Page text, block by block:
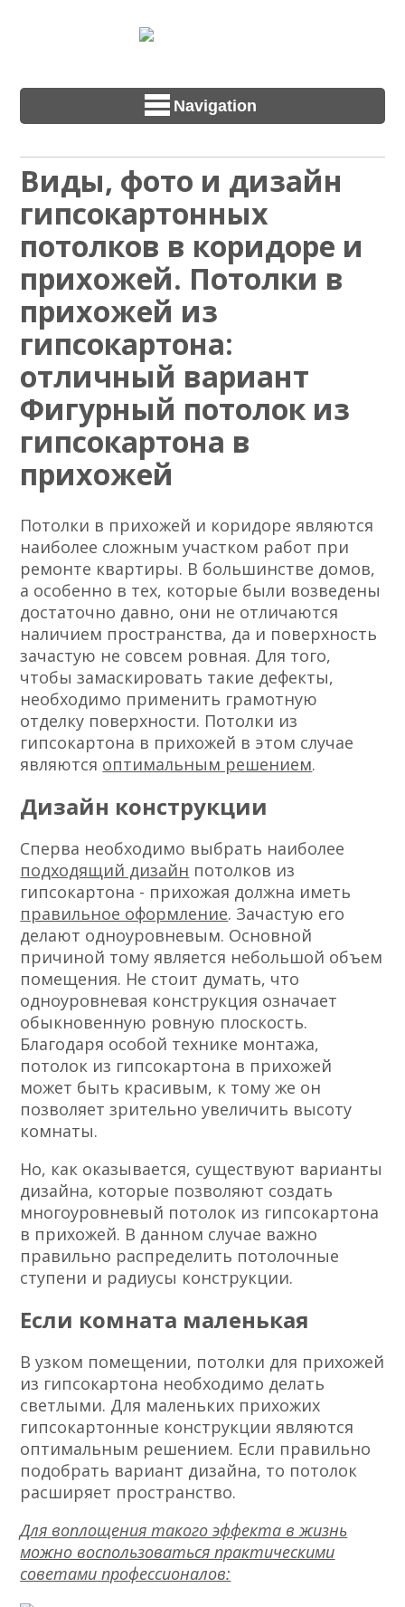
Navigation
Виды, фото и дизайн
гипсокартонных
потолков в коридоре и
прихожей. Потолки в
прихожей из
гипсокартона:
отличный вариант
Фигурный потолок из
гипсокартона в
прихожей
Потолки в прихожей и коридоре являются
наиболее сложным участком работ при
ремонте квартиры. В большинстве домов,
а особенно в тех, которые были возведены
достаточно давно, они не отличаются
наличием пространства, да и поверхность
зачастую не совсем ровная. Для того,
чтобы замаскировать такие дефекты,
необходимо применить грамотную
отделку поверхности. Потолки из
гипсокартона в прихожей в этом случае
являются оптимальным решением.
Дизайн конструкции
Сперва необходимо выбрать наиболее
подходящий дизайн потолков из
гипсокартона - прихожая должна иметь
правильное оформление. Зачастую его
делают одноуровневым. Основной
причиной тому является небольшой объем
помещения. Не стоит думать, что
одноуровневая конструкция означает
обыкновенную ровную плоскость.
Благодаря особой технике монтажа,
потолок из гипсокартона в прихожей
может быть красивым, к тому же он
позволяет зрительно увеличить высоту
комнаты.
Но, как оказывается, существуют варианты
дизайна, которые позволяют создать
многоуровневый потолок из гипсокартона
в прихожей. В данном случае важно
правильно распределить потолочные
ступени и радиусы конструкции.
Если комната маленькая
В узком помещении, потолки для прихожей
из гипсокартона необходимо делать
светлыми. Для маленьких прихожих
гипсокартонные конструкции являются
оптимальным решением. Если правильно
подобрать вариант дизайна, то потолок
расширяет пространство.
Для воплощения такого эффекта в жизнь
можно воспользоватьсяпрактическими
советами профессионалов: